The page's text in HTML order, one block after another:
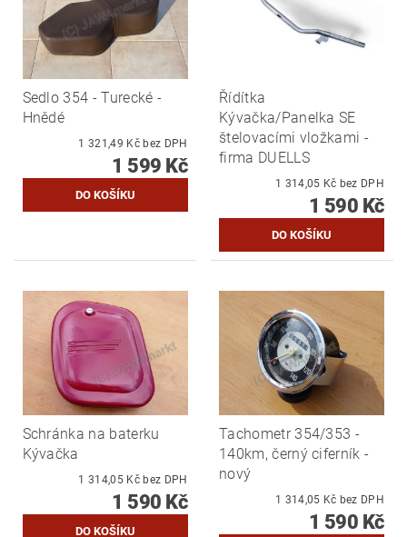
Sedlo 354 - Turecké -
Hnědé
1 321,49 Kč bez DPH
1 599 Kč
Řídítka
Kývačka/Panelka SE
štelovacími vložkami -
firma DUELLS
1 314,05 Kč bez DPH
1 590 Kč
Schránka na baterku
Kývačka
1 314,05 Kč bez DPH
1 590 Kč
Tachometr 354/353 -
140km, černý ciferník -
nový
1 314,05 Kč bez DPH
1 590 Kč